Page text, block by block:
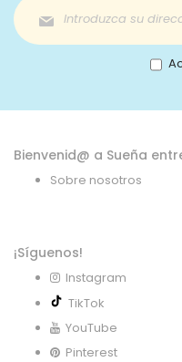
a
nuestro
boletín
de
Bienvenid@ a Sueña
Sobre nosotros
¡Síguenos!
Instagram
TikTok
YouTube
Pinterest